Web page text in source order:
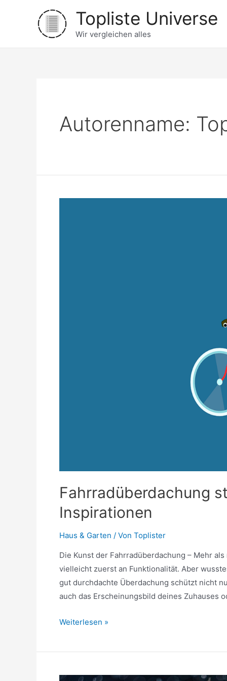
Topliste Universe
Wir vergleichen alles
Autorenname:
Fahrradüberdachung
Inspirationen
Haus & Garten / Von Toplister
Die Kunst der Fahrradüberdachung – Mehr
vielleicht zuerst an Funktionalität. Aber
gut durchdachte Überdachung schützt nicht
auch das Erscheinungsbild deines Zuhauses
Fahrradüberdachung
und
Weiterlesen »